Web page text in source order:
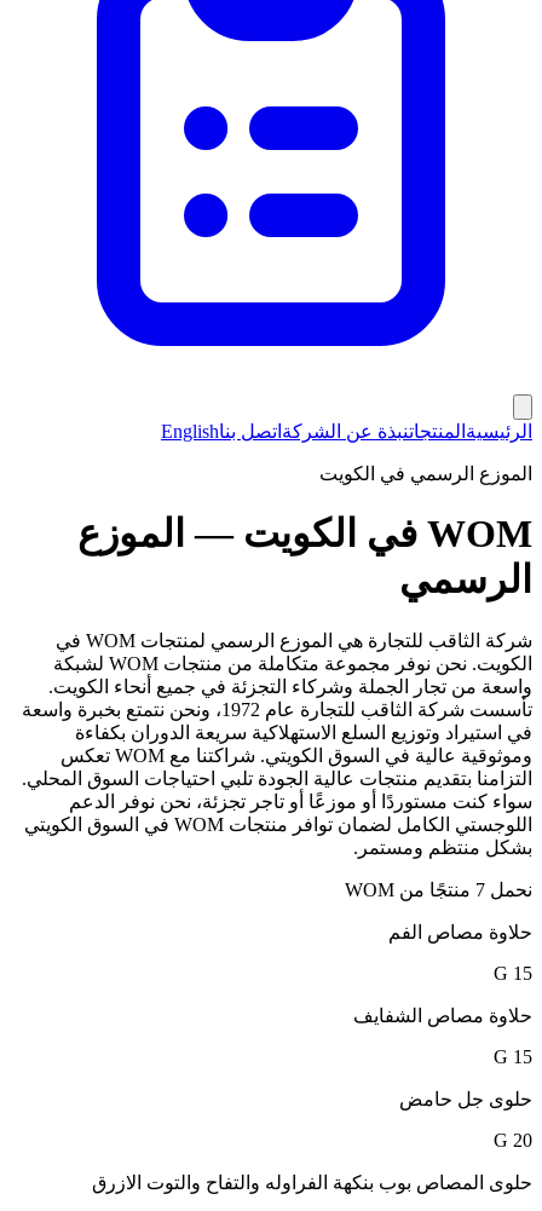
الرئيسية المنتجاتنبذة عن الشركة اتصل بناEnglish
الموزع الرسمي في الكويت
WOM في الكويت — الموزع
الرسمي
شركة الثاقب للتجارة هي الموزع الرسمي لمنتجات WOM في
الكويت. نحن نوفر مجموعة متكاملة من منتجات WOM لشبكة
واسعة من تجار الجملة وشركاء التجزئة في جميع أنحاء الكويت.
تأسست شركة الثاقب للتجارة عام 1972، ونحن نتمتع بخبرة واسعة
في استيراد وتوزيع السلع الاستهلاكية سريعة الدوران بكفاءة
وموثوقية عالية في السوق الكويتي. شراكتنا مع WOM تعكس
التزامنا بتقديم منتجات عالية الجودة تلبي احتياجات السوق المحلي.
سواء كنت مستوردًا أو موزعًا أو تاجر تجزئة، نحن نوفر الدعم
اللوجستي الكامل لضمان توافر منتجات WOM في السوق الكويتي
بشكل منتظم ومستمر.
نحمل 7 منتجًا من WOM
حلاوة مصاص الفم
15 G
حلاوة مصاص الشفايف
15 G
حلوى جل حامض
20 G
حلوى المصاص بوب بنكهة الفراوله والتفاح والتوت الازرق